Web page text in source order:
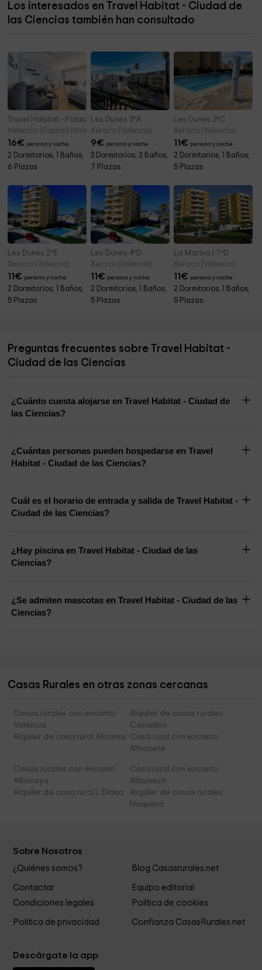
Parroquia Nuestra Señora del Monte Sión
Los interesados en Travel Habitat - Ciudad de
las Ciencias también han consultado
Travel Habitat - Palau de les Arts
Valencia (Capital) (Valencia)
16€ persona y noche
2 Dormitorios, 1 Baños,
6 Plazas
Les Dunes 3ºA
Xeraco (Valencia)
9€ persona y noche
3 Dormitorios, 2 Baños,
7 Plazas
Les Dunes 3ºC
Xeraco (Valencia)
11€ persona y noche
2 Dormitorios, 1 Baños,
5 Plazas
Les Dunes 2ºE
Xeraco (Valencia)
11€ persona y noche
2 Dormitorios, 1 Baños,
5 Plazas
Les Dunes 4ºD
Xeraco (Valencia)
11€ persona y noche
2 Dormitorios, 1 Baños,
5 Plazas
La Marina I 7ºD
Xeraco (Valencia)
11€ persona y noche
2 Dormitorios, 1 Baños,
5 Plazas
Preguntas frecuentes sobre Travel Habitat -
Ciudad de las Ciencias
¿Cuánto cuesta alojarse en Travel Habitat - Ciudad de
las Ciencias?
¿Cuántas personas pueden hospedarse en Travel
Habitat - Ciudad de las Ciencias?
Cuál es el horario de entrada y salida de Travel Habitat -
Ciudad de las Ciencias?
¿Hay piscina en Travel Habitat - Ciudad de las
Ciencias?
¿Se admiten mascotas en Travel Habitat - Ciudad de las
Ciencias?
Casas Rurales en otras zonas cercanas
Casas rurales con encanto
Valencia
Alquiler de casas rurales
Castellón
Alquiler de casa rural Alicante Casa rural con encanto
Albacete
Casas rurales con encanto
Alboraya
Casa rural con encanto
Albuixech
Alquiler de casa rural L' Eliana
Alquiler de casas rurales
Naquera
Sobre Nosotros
¿Quiénes somos? Blog Casasrurales.net
Contactar
Equipo editorial
Condiciones legales
Política de cookies
Política de privacidad Confianza CasasRurales.net
Descárgate la app